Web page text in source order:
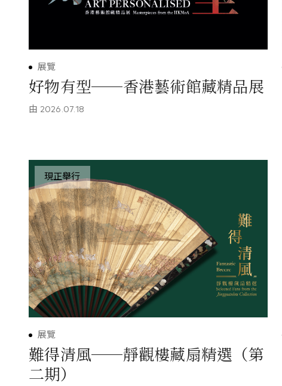
展覽
好物有型──香港藝術館藏精品展
由 2026.07.18
現正舉行
展覽
難得清風──靜觀樓藏扇精選（第
二期）